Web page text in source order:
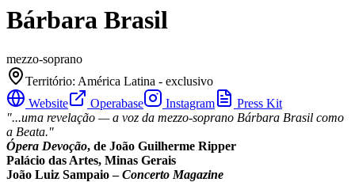
Bárbara Brasil
mezzo-soprano
Território: América Latina - exclusivo
Website
Operabase Instagram
Press Kit
"...uma revelação — a voz da mezzo-soprano Bárbara Brasil como
a Beata."
Ópera Devoção, de João Guilherme Ripper
Palácio das Artes, Minas Gerais
João Luiz Sampaio – Concerto Magazine